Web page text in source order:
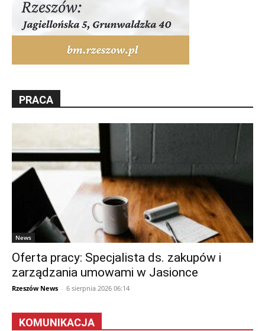
PRACA
News
Oferta pracy: Specjalista ds. zakupów i
zarządzania umowami w Jasionce
Rzeszów News - 6 sierpnia 2026 06:14
KOMUNIKACJA